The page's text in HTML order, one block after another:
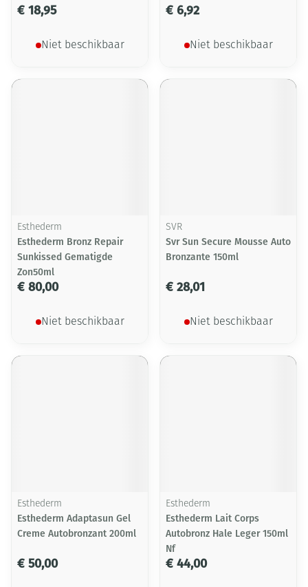
€ 18,95
Niet beschikbaar
€ 6,92
Niet beschikbaar
Esthederm
Esthederm Bronz Repair
Sunkissed Gematigde
Zon50ml
€ 80,00
Niet beschikbaar
SVR
Svr Sun Secure Mousse Auto
Bronzante 150ml
€ 28,01
Niet beschikbaar
Esthederm
Esthederm Adaptasun Gel
Creme Autobronzant 200ml
€ 50,00
Esthederm
Esthederm Lait Corps
Autobronz Hale Leger 150ml
Nf
€ 44,00